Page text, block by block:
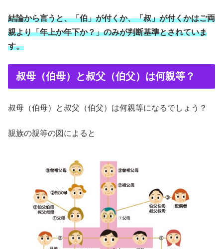
結論から言うと、「伯」が付くか、「叔」が付くかはご両
親より「年上か年下か？」のみが判断基準とされていま
す。
叔母（伯母）と叔父（伯父）は何親等？
叔母（伯母）と叔父（伯父）は何親等になるでしょう？
親族の親等の図によると